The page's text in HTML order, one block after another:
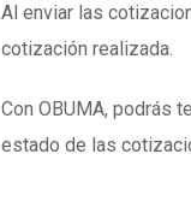
Al enviar las
cotización realizada.
Con OBUMA, podrás
estado de las